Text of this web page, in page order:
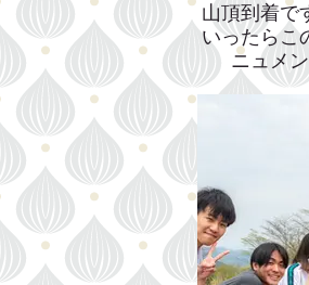
山頂到着で
いったらこ
ニュメ